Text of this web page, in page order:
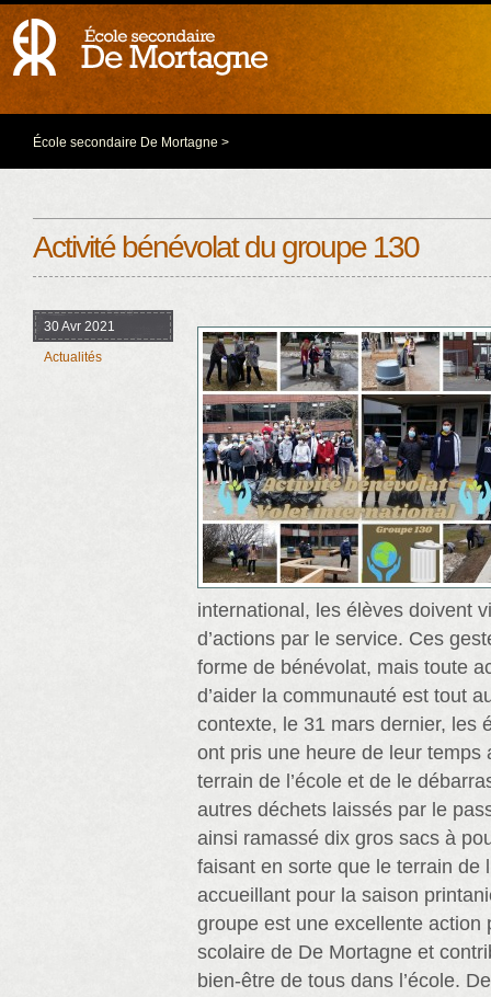
École secondaire De Mortagne >
Activité bénévolat du groupe 130
30 Avr 2021
Actualités
international, les élèves doivent
d’actions par le service. Ces
forme de bénévolat, mais toute
d’aider la communauté est tout
contexte, le 31 mars dernier, les
ont pris une heure de leur temps
terrain de l’école et de le
autres déchets laissés par le
ainsi ramassé dix gros sacs à
faisant en sorte que le terrain de
accueillant pour la saison
groupe est une excellente action
scolaire de De Mortagne et
bien-être de tous dans l’école.